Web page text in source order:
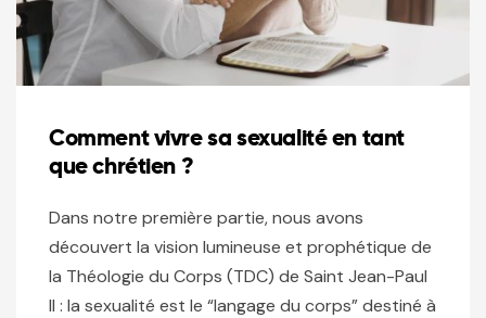
Comment vivre sa sexualité en tant
que chrétien ?
Dans notre première partie, nous avons
découvert la vision lumineuse et prophétique de
la Théologie du Corps (TDC) de Saint Jean-Paul
II : la sexualité est le “langage du corps” destiné à